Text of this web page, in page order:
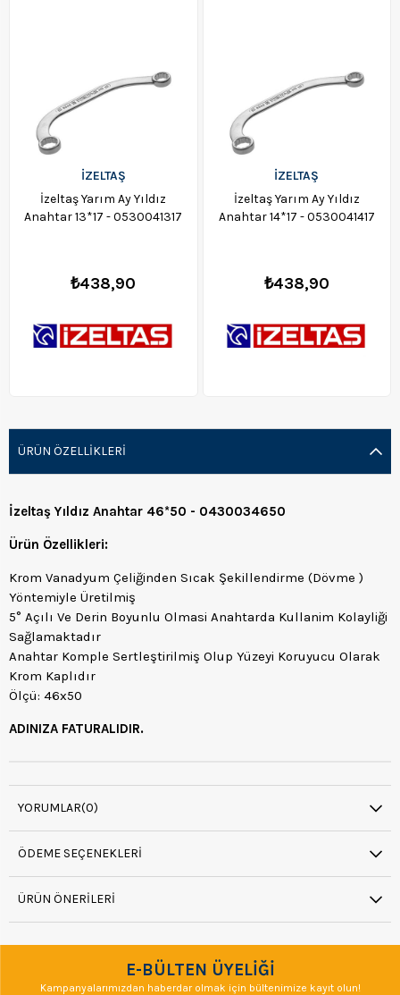
İZELTAŞ
İzeltaş Yarım Ay Yıldız
Anahtar 13*17 - 0530041317
₺438,90
İZELTAŞ
İzeltaş Yarım Ay Yıldız
Anahtar 14*17 - 0530041417
₺438,90
ÜRÜN ÖZELLIKLERI
İzeltaş Yıldız Anahtar 46*50 - 0430034650
Ürün Özellikleri:
Krom Vanadyum Çeliğinden Sıcak Şekillendirme (Dövme )
Yöntemiyle Üretilmiş
5° Açılı Ve Derin Boyunlu Olmasi Anahtarda Kullanim Kolayliği
Sağlamaktadır
Anahtar Komple Sertleştirilmiş Olup Yüzeyi Koruyucu Olarak
Krom Kaplıdır
Ölçü: 46x50
ADINIZA FATURALIDIR.
YORUMLAR(0)
ÖDEME SEÇENEKLERI
ÜRÜN ÖNERILERI
E-BÜLTEN ÜYELİĞİ
Kampanyalarımızdan haberdar olmak için bültenimize kayıt olun!